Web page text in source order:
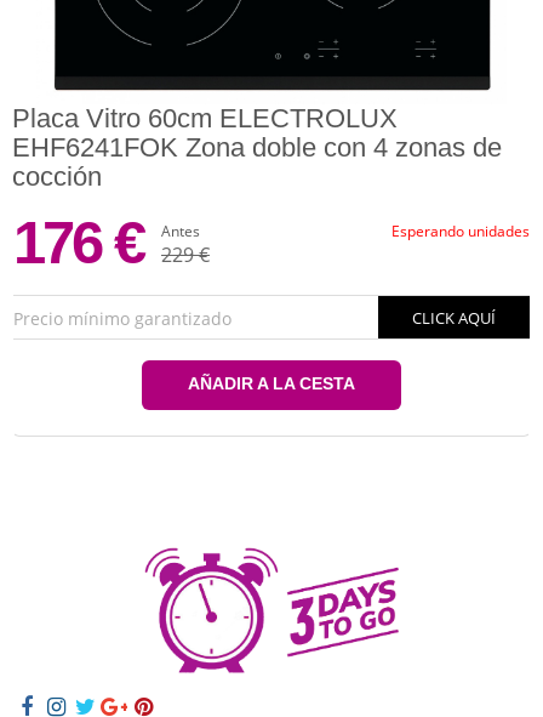
Placa Vitro 60cm ELECTROLUX
EHF6241FOK Zona doble con 4 zonas de
cocción
176 € Antes
229 €
Esperando unidades
Precio mínimo garantizado CLICK AQUÍ
AÑADIR A LA CESTA